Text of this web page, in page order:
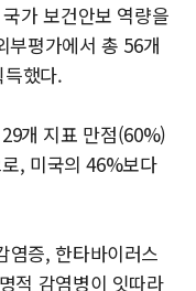
가 보건안보 역량을
부평가에서 총 56개
했다.
개 지표 만점(60%)
, 미국의 46%보다
염증, 한타바이러스
적 감염병이 잇따라